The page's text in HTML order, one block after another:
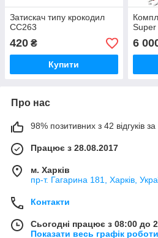
Затискач типу крокодил
CC263
420 ₴
Купити
Super
6
Про нас
98% позитивних з 42 відгуків за
Працює з 28.08.2017
м. Харків
пр-т. Гагарина 181, Харків,
Контакти
Сьогодні працює з 08:00 до
Показати весь графік роботи